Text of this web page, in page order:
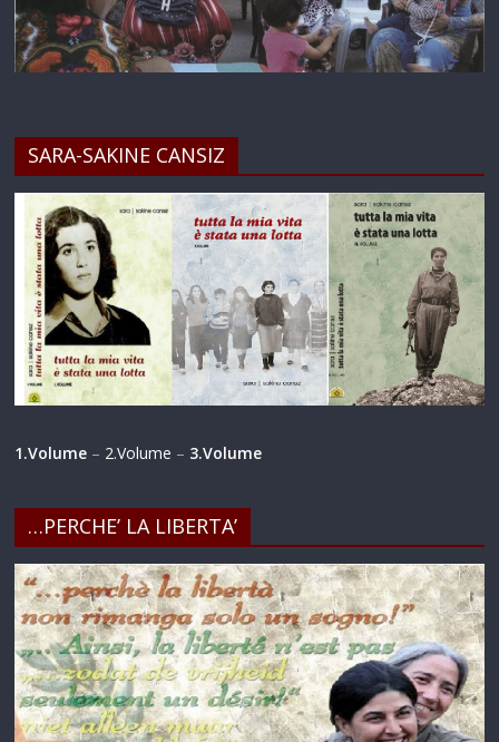
SARA-SAKINE CANSIZ
1.Volume – 2.Volume – 3.Volume
…PERCHE’ LA LIBERTA’